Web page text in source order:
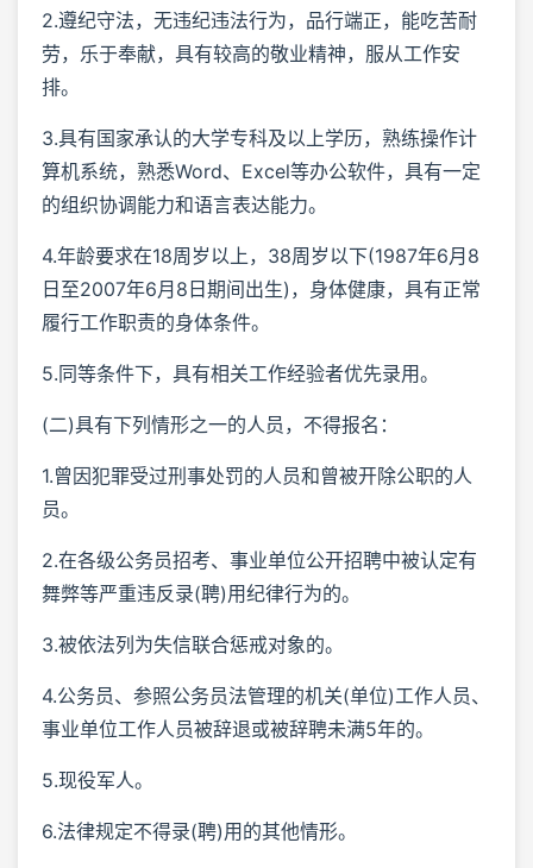
2.遵纪守法，无违纪违法行为，品行端正，能吃苦耐
劳，乐于奉献，具有较高的敬业精神，服从工作安
排。
3.具有国家承认的大学专科及以上学历，熟练操作计
算机系统，熟悉Word、Excel等办公软件，具有一定
的组织协调能力和语言表达能力。
4.年龄要求在18周岁以上，38周岁以下(1987年6月8
日至2007年6月8日期间出生)，身体健康，具有正常
履行工作职责的身体条件。
5.同等条件下，具有相关工作经验者优先录用。
(二)具有下列情形之一的人员，不得报名：
1.曾因犯罪受过刑事处罚的人员和曾被开除公职的人
员。
2.在各级公务员招考、事业单位公开招聘中被认定有
舞弊等严重违反录(聘)用纪律行为的。
3.被依法列为失信联合惩戒对象的。
4.公务员、参照公务员法管理的机关(单位)工作人员、
事业单位工作人员被辞退或被辞聘未满5年的。
5.现役军人。
6.法律规定不得录(聘)用的其他情形。